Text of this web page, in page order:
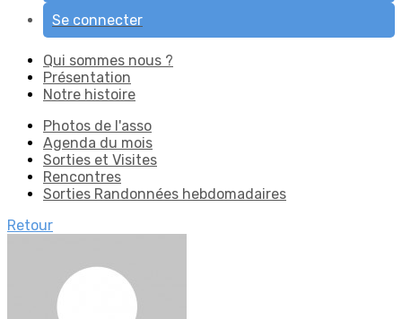
Se connecter
Qui sommes nous ?
Présentation
Notre histoire
Photos de l'asso
Agenda du mois
Sorties et Visites
Rencontres
Sorties Randonnées hebdomadaires
Retour